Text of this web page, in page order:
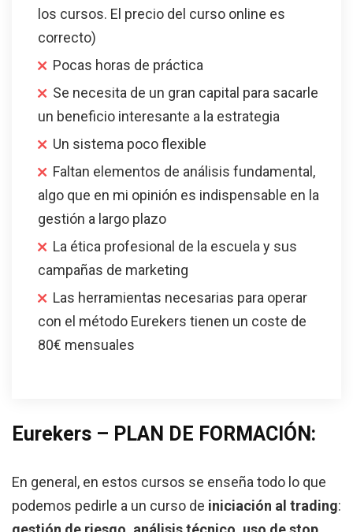
los cursos. El precio del curso online es
correcto)
Pocas horas de práctica
Se necesita de un gran capital para sacarle
un beneficio interesante a la estrategia
Un sistema poco flexible
Faltan elementos de análisis fundamental,
algo que en mi opinión es indispensable en la
gestión a largo plazo
La ética profesional de la escuela y sus
campañas de marketing
Las herramientas necesarias para operar
con el método Eurekers tienen un coste de
80€ mensuales
Eurekers – PLAN DE FORMACIÓN:
En general, en estos cursos se enseña todo lo que
podemos pedirle a un curso de iniciación al trading: